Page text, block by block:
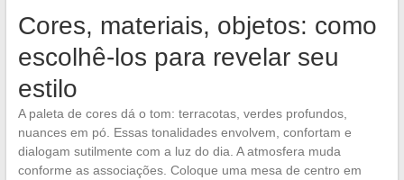
Cores, materiais, objetos: como
escolhê-los para revelar seu
estilo
A paleta de cores dá o tom: terracotas, verdes profundos,
nuances em pó. Essas tonalidades envolvem, confortam e
dialogam sutilmente com a luz do dia. A atmosfera muda
conforme as associações. Coloque uma mesa de centro em